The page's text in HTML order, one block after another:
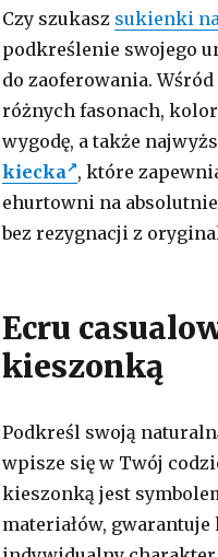
Czy szukasz sukienki
podkreślenie swojego
do zaoferowania.
różnych fasonach,
wygodę, a także
kiecka , które
ehurtowni na
bez rezygnacji z
Ecru
kieszonką
Podkreśl swoją
wpisze się w Twój
kieszonką jest
materiałów,